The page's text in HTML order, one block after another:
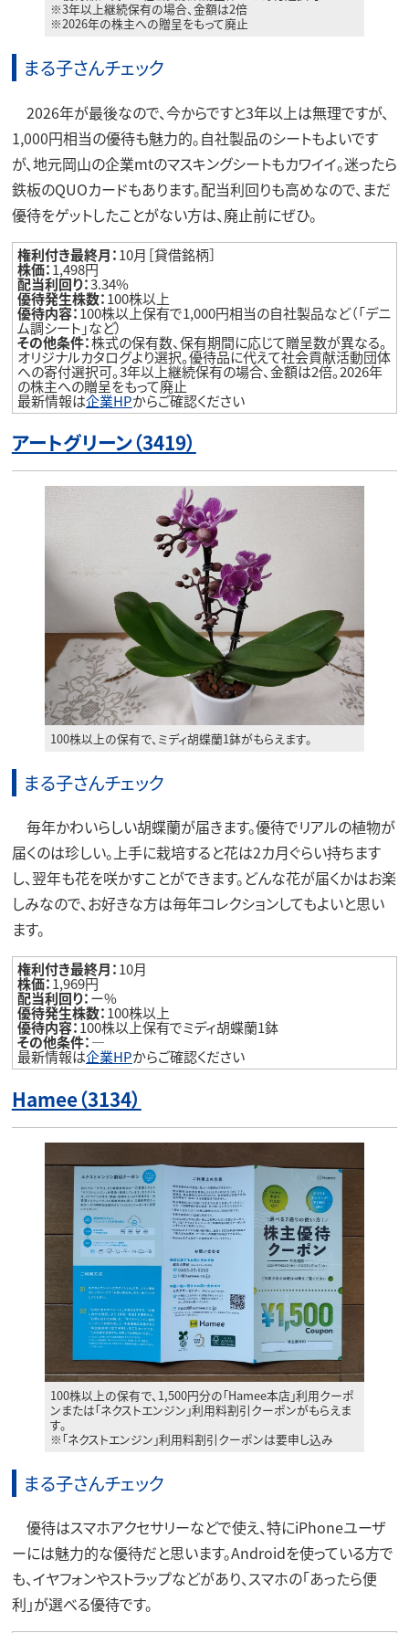
※3年以上継続保有の場合、金額は2倍
※2026年の株主への贈呈をもって廃止
まる子さんチェック
2026年が最後なので、今からですと3年以上は無理ですが、
1,000円相当の優待も魅力的。自社製品のシートもよいです
が、地元岡山の企業mtのマスキングシートもカワイイ。迷ったら
鉄板のQUOカードもあります。配当利回りも高めなので、まだ
優待をゲットしたことがない方は、廃止前にぜひ。
権利付き最終月：10月［貸借銘柄］
株価：1,498円
配当利回り：3.34%
優待発生株数：100株以上
優待内容：100株以上保有で1,000円相当の自社製品など（「デニ
ム調シート」など）
その他条件：株式の保有数、保有期間に応じて贈呈数が異なる。
オリジナルカタログより選択。優待品に代えて社会貢献活動団体
への寄付選択可。3年以上継続保有の場合、金額は2倍。2026年
の株主への贈呈をもって廃止
最新情報は企業HPからご確認ください
アートグリーン（3419）
100株以上の保有で、ミディ胡蝶蘭1鉢がもらえます。
まる子さんチェック
毎年かわいらしい胡蝶蘭が届きます。優待でリアルの植物が
届くのは珍しい。上手に栽培すると花は2カ月ぐらい持ちます
し、翌年も花を咲かすことができます。どんな花が届くかはお楽
しみなので、お好きな方は毎年コレクションしてもよいと思い
ます。
権利付き最終月：10月
株価：1,969円
配当利回り：ー%
優待発生株数：100株以上
優待内容：100株以上保有でミディ胡蝶蘭1鉢
その他条件：―
最新情報は企業HPからご確認ください
Hamee（3134）
100株以上の保有で、1,500円分の｢Hamee本店｣利用クーポ
ンまたは｢ネクストエンジン｣利用料割引クーポンがもらえま
す。
※｢ネクストエンジン｣利用料割引クーポンは要申し込み
まる子さんチェック
優待はスマホアクセサリーなどで使え、特にiPhoneユーザ
ーには魅力的な優待だと思います。Androidを使っている方で
も、イヤフォンやストラップなどがあり、スマホの「あったら便
利」が選べる優待です。